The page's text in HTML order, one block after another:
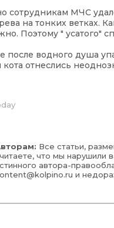
сотрудникам МЧС
на тонких ветках.
Поэтому " усатого"
после водного душа
кота отнеслись
Все статьи,
что мы нарушили
автора-
и